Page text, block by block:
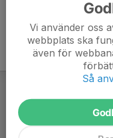
Vi använder oss
webbplats ska
även för
Så